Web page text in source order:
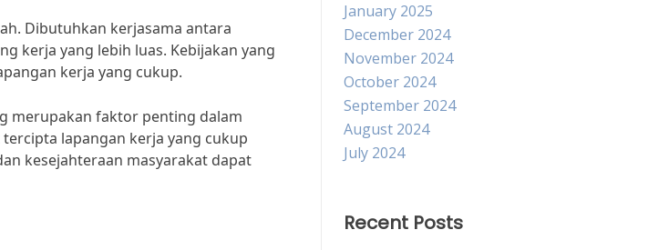
Dibutuhkan kerjasama antara
kerja yang lebih luas. Kebijakan yang
kerja yang cukup.
merupakan faktor penting dalam
lapangan kerja yang cukup
kesejahteraan masyarakat dapat
January 2025
December 2024
November 2024
October 2024
September 2024
August 2024
July 2024
Recent Posts